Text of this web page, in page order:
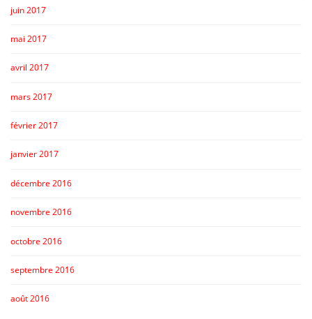
juin 2017
mai 2017
avril 2017
mars 2017
février 2017
janvier 2017
décembre 2016
novembre 2016
octobre 2016
septembre 2016
août 2016